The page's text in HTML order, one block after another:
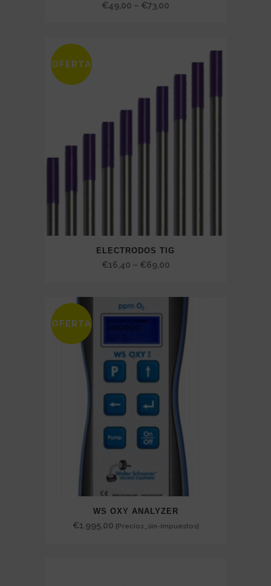
€49,00 – €73,00
OFERTA
ELECTRODOS TIG
€16,40 – €69,00Price
€16,40
OFERTA
WS OXY ANALYZER
€1.995,00 {Precios_sin-impuestos}